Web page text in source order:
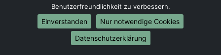
Umzug von Rostock nach Leipzig
Umzug von Rostock nach Dortmund
Umzug von Rostock nach Essen
Umzug von Rostock nach Bremen
Benutzerfreundlichkeit zu verbessern.
Einverstanden
Nur notwendige Cookies
Datenschutzerklärung